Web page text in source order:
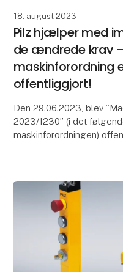
18. august 2023
Pilz hjælper med
de ændrede krav
maskinforordning
offentliggjort!
Den 29.06.2023, blev
2023/1230” (i det
maskinforordningen)